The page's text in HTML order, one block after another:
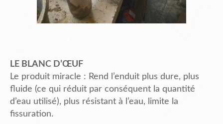
LE BLANC D’ŒUF
Le produit miracle : Rend l’enduit plus dure, plus
fluide (ce qui réduit par conséquent la quantité
d’eau utilisé), plus résistant à l’eau, limite la
fissuration.